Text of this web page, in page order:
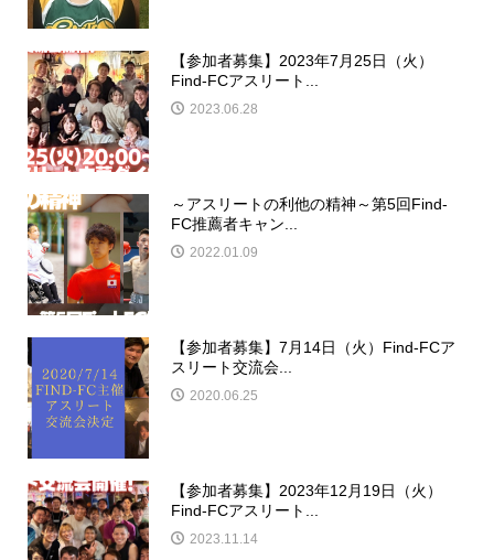
【参加者募集】2023年7月25日（火）
Find-FCアスリート...
2023.06.28
～アスリートの利他の精神～第5回Find-
FC推薦者キャン...
2022.01.09
【参加者募集】7月14日（火）Find-FCア
スリート交流会...
2020.06.25
【参加者募集】2023年12月19日（火）
Find-FCアスリート...
2023.11.14